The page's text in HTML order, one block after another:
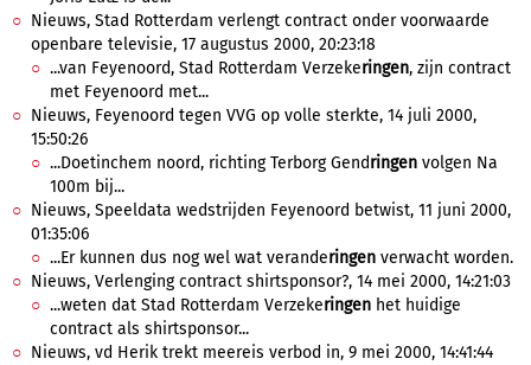
Nieuws, Stad Rotterdam verlengt contract onder voorwaarde
openbare televisie, 17 augustus 2000, 20:23:18
...van Feyenoord, Stad Rotterdam Verzekeringen, zijn contract
met Feyenoord met...
Nieuws, Feyenoord tegen VVG op volle sterkte, 14 juli 2000,
15:50:26
...Doetinchem noord, richting Terborg Gendringen volgen Na
100m bij...
Nieuws, Speeldata wedstrijden Feyenoord betwist, 11 juni 2000,
01:35:06
...Er kunnen dus nog wel wat veranderingen verwacht worden.
Nieuws, Verlenging contract shirtsponsor?, 14 mei 2000, 14:21:03
...weten dat Stad Rotterdam Verzekeringen het huidige
contract als shirtsponsor...
Nieuws, vd Herik trekt meereis verbod in, 9 mei 2000, 14:41:44